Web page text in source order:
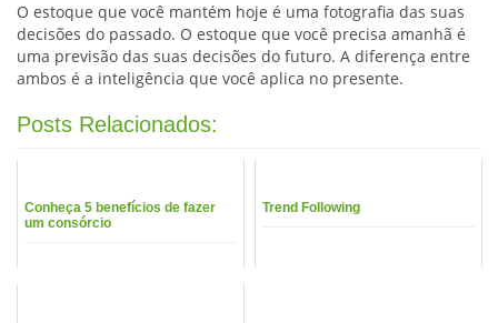
O estoque que você mantém hoje é uma fotografia das suas
decisões do passado. O estoque que você precisa amanhã é
uma previsão das suas decisões do futuro. A diferença entre
ambos é a inteligência que você aplica no presente.
Posts Relacionados:
Conheça 5 benefícios de fazer
um consórcio
Trend Following